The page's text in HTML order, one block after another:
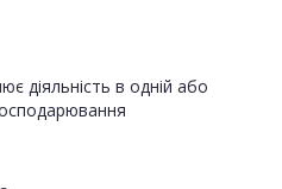
діяльність в одній або